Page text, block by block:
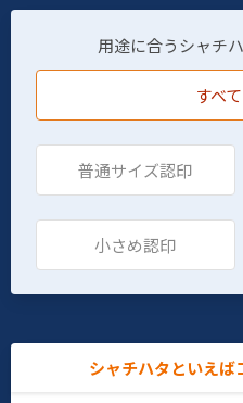
用途に合うシャチ
すべ
普通サイズ認印
小さめ認印
シャチハタといえば